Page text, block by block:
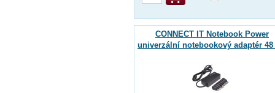
CONNECT IT Notebook Power
univerzální notebookový adaptér 48